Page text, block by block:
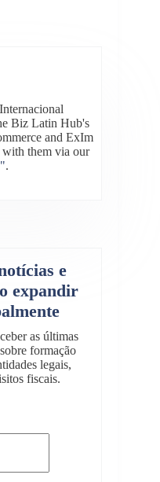
Biz Latin Hub's
and ExIm
with them via our
.
e
expandir
as últimas
formação
legais,
fiscais.